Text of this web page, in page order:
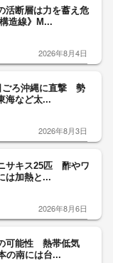
活断層は力を蓄え危
造線》M...
2026年8月4日
ごろ沖縄に直撃 勢
海など太...
2026年8月3日
サキス25匹 酢やワ
は加熱と...
2026年8月6日
可能性 熱帯低気
の南には台...